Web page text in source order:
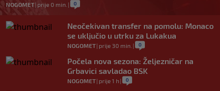
NOGOMET| prije 0 min. | 0
Neočekivan transfer na pomolu: Monaco
se uključio u utrku za Lukakua
NOGOMET| prije 30 min. | 0
Počela nova sezona: Željezničar na
Grbavici savladao BSK
NOGOMET| prije 1 h | 0